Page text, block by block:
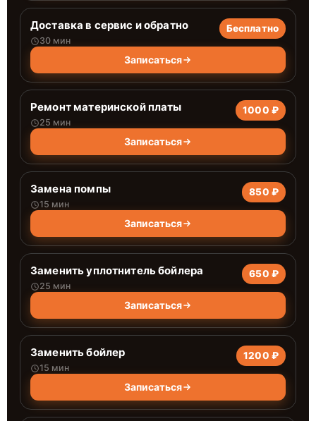
Доставка в сервис и обратно
30 мин
Бесплатно
Записаться
Ремонт материнской платы
25 мин
1000 ₽
Записаться
Замена помпы
15 мин
850 ₽
Записаться
Заменить уплотнитель бойлера
25 мин
650 ₽
Записаться
Заменить бойлер
15 мин
1200 ₽
Записаться